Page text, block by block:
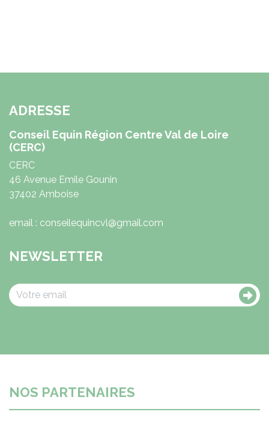
ADRESSE
Conseil Equin Région Centre Val de Loire
(CERC)
CERC
46 Avenue Emile Gounin
37402 Amboise
email : conseilequincvl@gmail.com
NEWSLETTER
NOS PARTENAIRES